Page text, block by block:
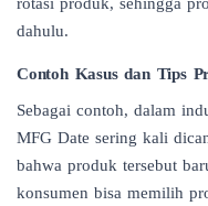
dahulu.
Contoh Kasus dan Tips
Sebagai contoh, dalam
MFG Date sering kali
bahwa produk tersebut
konsumen bisa memilih